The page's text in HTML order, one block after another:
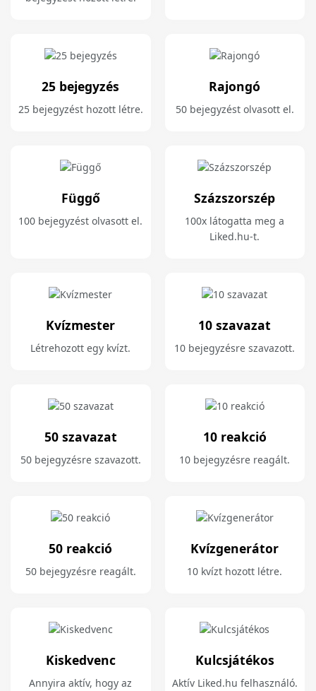
25 bejegyzés
25 bejegyzést hozott létre.
Rajongó
50 bejegyzést olvasott el.
Függő
100 bejegyzést olvasott el.
Százszorszép
100x látogatta meg a
Liked.hu-t.
Kvízmester
Létrehozott egy kvízt.
10 szavazat
10 bejegyzésre szavazott.
50 szavazat
50 bejegyzésre szavazott.
10 reakció
10 bejegyzésre reagált.
50 reakció
50 bejegyzésre reagált.
Kvízgenerátor
10 kvízt hozott létre.
Kiskedvenc
Annyira aktív, hogy az
Kulcsjátékos
Aktív Liked.hu felhasználó.